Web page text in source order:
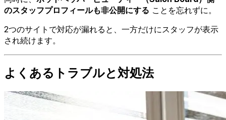
のスタッフプロフィールも非公開にする ことを忘れずに。
2つのサイトで対応が漏れると、一方だけにスタッフが表示
され続けます。
よくあるトラブルと対処法